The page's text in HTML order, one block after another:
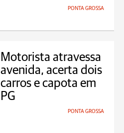
PONTA GROSSA
Motorista atravessa
avenida, acerta dois
carros e capota em
PG
PONTA GROSSA